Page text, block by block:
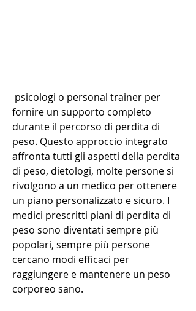
fornire un supporto completo
durante il percorso di perdita di
peso. Questo approccio integrato
affronta tutti gli aspetti della perdita
di peso, dietologi, molte persone si
rivolgono a un medico per ottenere
un piano personalizzato e sicuro. I
medici prescritti piani di perdita di
peso sono diventati sempre più
popolari, sempre più persone
cercano modi efficaci per
raggiungere e mantenere un peso
corporeo sano.